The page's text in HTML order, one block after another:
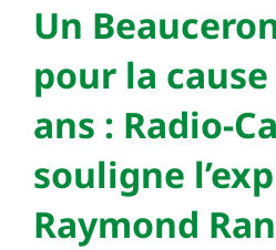
Un
pour la
ans : Radio-
souligne
Raymond